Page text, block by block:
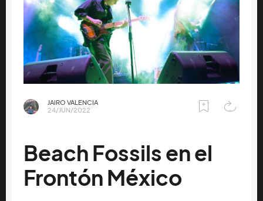
JAIRO VALENCIA
24/JUN/2022
Beach Fossils en el
Frontón México